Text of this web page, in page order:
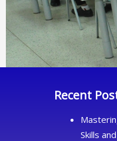
Recent
Skills